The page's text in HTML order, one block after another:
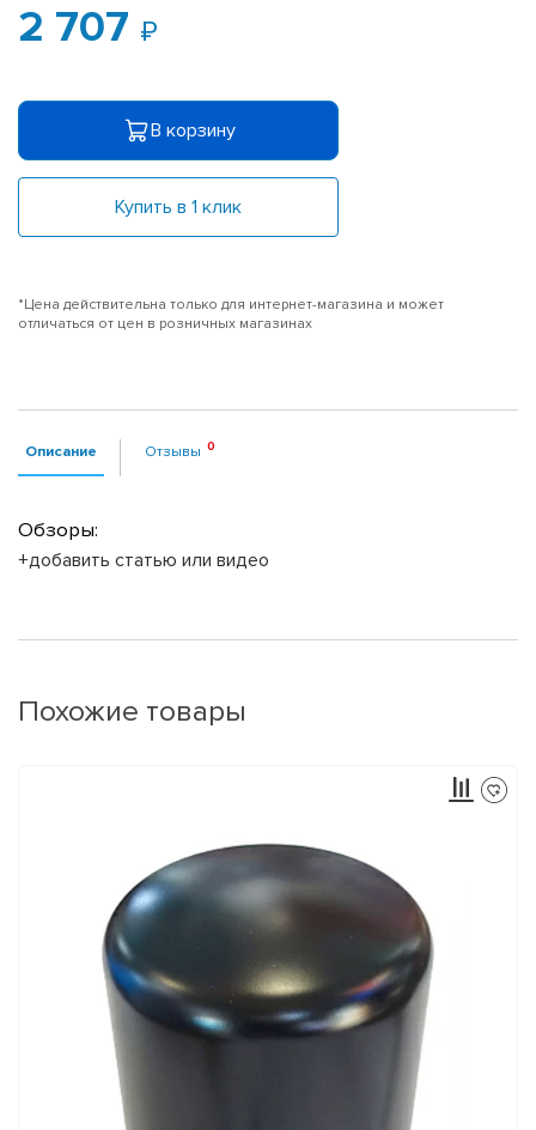
2 707
В корзину
Купить в 1 клик
*Цена действительна только для интернет-магазина и может
отличаться от цен в розничных магазинах
Описание Отзывы
Обзоры:
+добавить статью или видео
Похожие товары